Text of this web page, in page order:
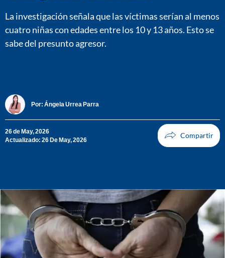
La investigación señala que las víctimas serían al menos
cuatro niñas con edades entre los 10 y 13 años. Esto se
sabe del presunto agresor.
Por: Ángela Urrea Parra
26 de May, 2026
Actualizado: 26 De May, 2026